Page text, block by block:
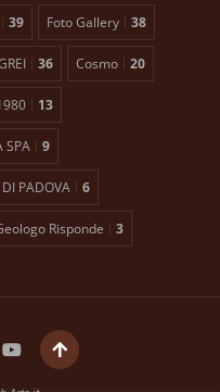
39 Foto Gallery 38
36 Cosmo 20
13
SPA 9
PADOVA 6
Risponde 3